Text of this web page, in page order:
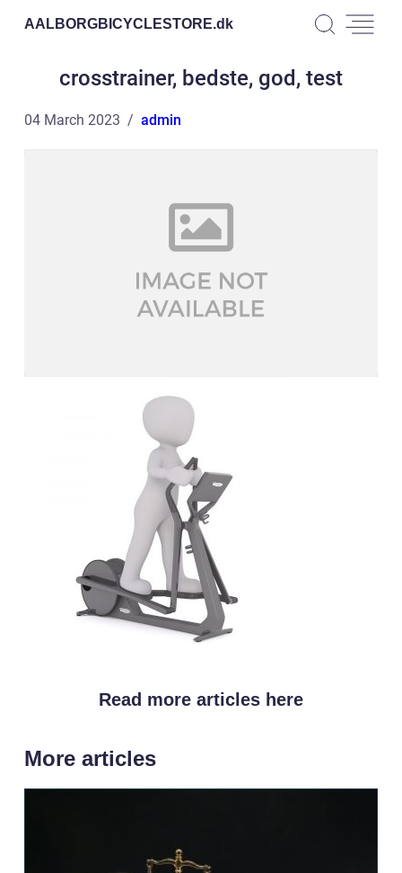
AALBORGBICYCLESTORE.dk
crosstrainer, bedste, god, test
04 March 2023 admin
Read more articles here
More articles